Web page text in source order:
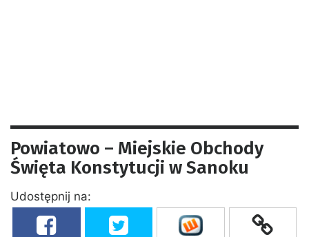
Powiatowo – Miejskie Obchody
Święta Konstytucji w Sanoku
Udostępnij na: